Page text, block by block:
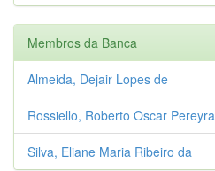
Membros da Banca
Almeida, Dejair Lopes de
Rossiello, Roberto Oscar Pereyra
Silva, Eliane Maria Ribeiro da